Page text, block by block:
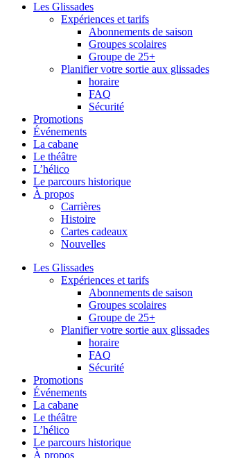
Les Glissades
Expériences et tarifs
Abonnements de saison
Groupes scolaires
Groupe de 25+
Planifier votre sortie aux glissades
horaire
FAQ
Sécurité
Promotions
Événements
La cabane
Le théâtre
L’hélico
Le parcours historique
À propos
Carrières
Histoire
Cartes cadeaux
Nouvelles
Les Glissades
Expériences et tarifs
Abonnements de saison
Groupes scolaires
Groupe de 25+
Planifier votre sortie aux glissades
horaire
FAQ
Sécurité
Promotions
Événements
La cabane
Le théâtre
L’hélico
Le parcours historique
À propos